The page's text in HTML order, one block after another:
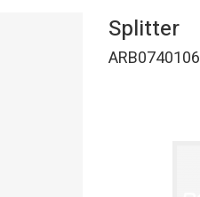
Splitter
ARB0740106